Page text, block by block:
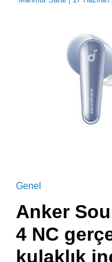
Genel
Anker
4 NC
kulaklık